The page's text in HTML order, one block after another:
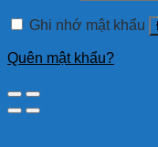
Ghi nhớ mật khẩu
Quên mật khẩu?